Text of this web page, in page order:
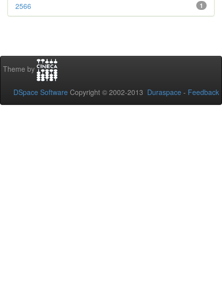
1
2566
Theme by
DSpace Software Copyright © 2002-2013 Duraspace - Feedback